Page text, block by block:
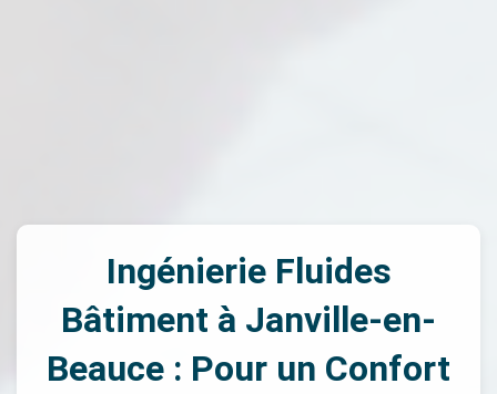
Ingénierie Fluides
Bâtiment à Janville-en-
Beauce : Pour un Confort